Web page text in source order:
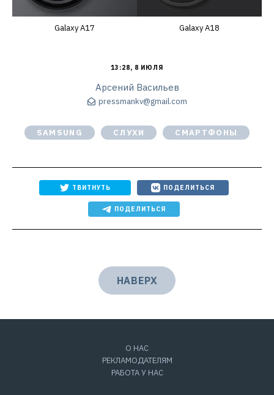
Galaxy A17 Galaxy A18
13:28, 8 ИЮЛЯ
Арсений Васильев
pressmankv@gmail.com
SAMSUNG СЛУХИ СМАРТФОНЫ
ТВИТНУТЬ ПОДЕЛИТЬСЯ
ПОДЕЛИТЬСЯ
НАВЕРХ
О НАС
РЕКЛАМОДАТЕЛЯМ
РАБОТА У НАС